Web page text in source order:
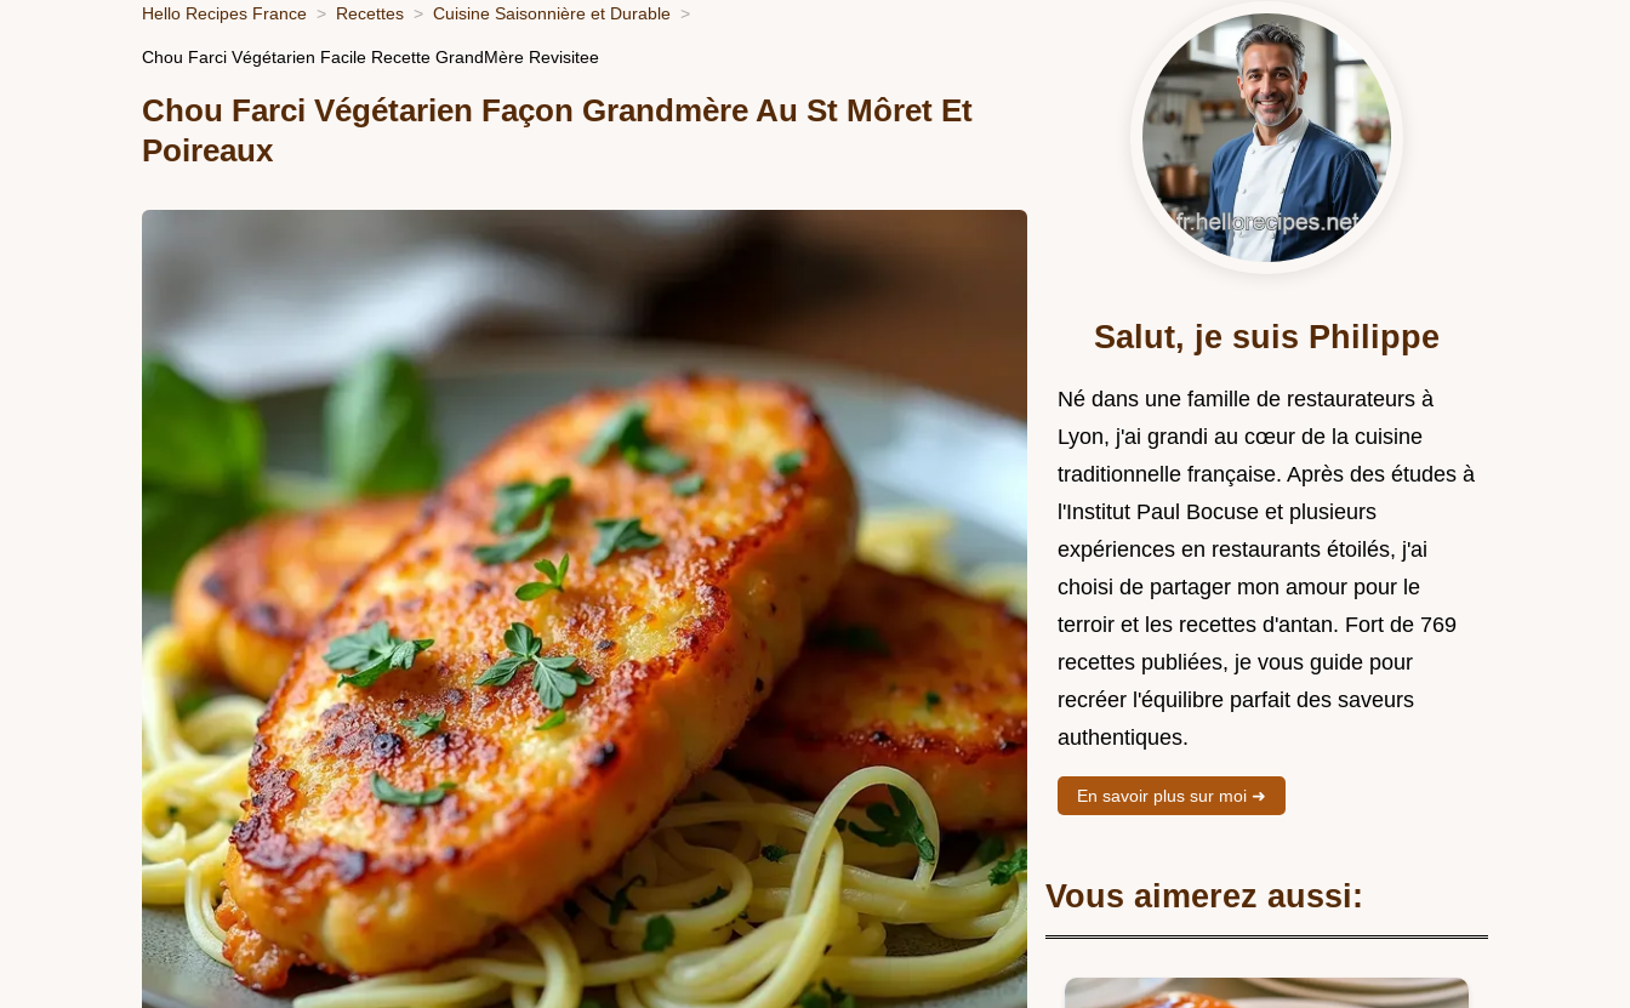
Hello Recipes France Recettes Cuisine Saisonnière et Durable
Chou Farci Végétarien Facile Recette GrandMère Revisitee
Chou Farci Végétarien Façon Grandmère Au St Môret Et
Poireaux
Salut, je suis Philippe
Né dans une famille de restaurateurs à
Lyon, j'ai grandi au cœur de la cuisine
traditionnelle française. Après des études à
l'Institut Paul Bocuse et plusieurs
expériences en restaurants étoilés, j'ai
choisi de partager mon amour pour le
terroir et les recettes d'antan. Fort de 769
recettes publiées, je vous guide pour
recréer l'équilibre parfait des saveurs
authentiques.
En savoir plus sur moi ➜
Vous aimerez aussi: